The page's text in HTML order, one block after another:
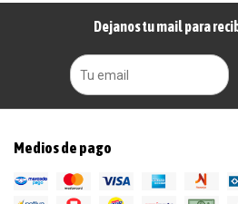
Dejanos tu mail para
Medios de pago